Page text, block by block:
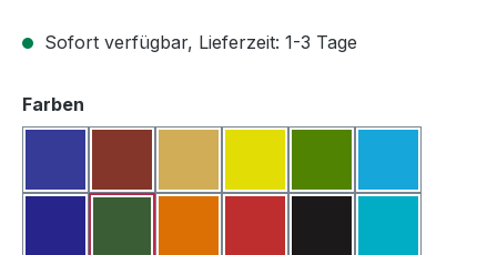
Sofort verfügbar, Lieferzeit: 1-3 Tage
Farben